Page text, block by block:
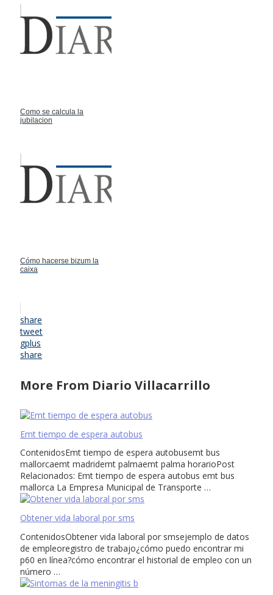
Como se calcula la
jubilacion
Cómo hacerse bizum la
caixa
share
tweet
gplus
share
More From Diario Villacarrillo
Emt tiempo de espera autobus
ContenidosEmt tiempo de espera autobusemt bus
mallorcaemt madridemt palmaemt palma horarioPost
Relacionados: Emt tiempo de espera autobus emt bus
mallorca La Empresa Municipal de Transporte …
Obtener vida laboral por sms
ContenidosObtener vida laboral por smsejemplo de datos
de empleoregistro de trabajo¿cómo puedo encontrar mi
p60 en línea?cómo encontrar el historial de empleo con un
número …